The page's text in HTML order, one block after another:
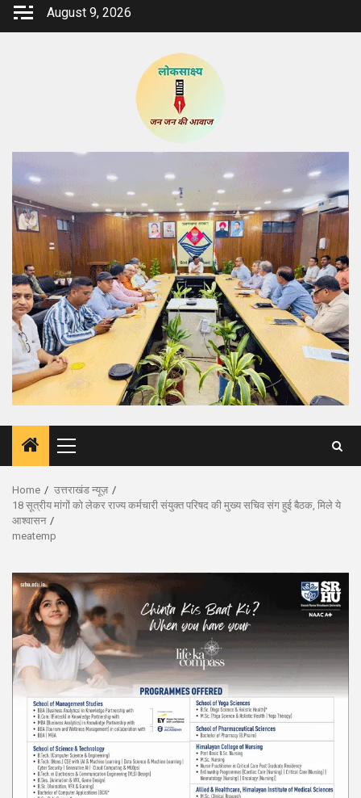
Skip
August 9, 2026
Primary
Menu
Home
उत्तराखंड न्यूज़
18 सूत्रीय मांगों को लेकर राज्य कर्मचारी संयुक्त परिषद की मुख्य सचिव संग हुई बैठक, मिले ये
आश्वासन
meatemp